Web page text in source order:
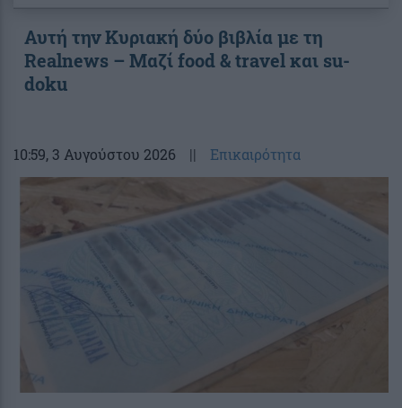
Αυτή την Κυριακή δύο βιβλία με τη
Realnews – Μαζί food & travel και su-
doku
10:59, 3 Αυγούστου 2026 || Επικαιρότητα